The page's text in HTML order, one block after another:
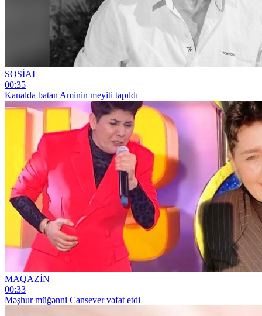
SOSİAL
00:35
Kanalda batan Aminin meyiti tapıldı
MAQAZİN
00:33
Məşhur müğənni Cansever vəfat etdi